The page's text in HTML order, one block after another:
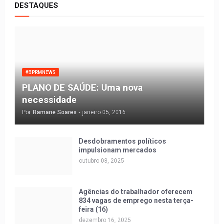
DESTAQUES
#BPRMNEWS
PLANO DE SAÚDE: Uma nova
necessidade
Por Ramane Soares - janeiro 05, 2016
Desdobramentos políticos
impulsionam mercados
outubro 08, 2025
Agências do trabalhador oferecem
834 vagas de emprego nesta terça-
feira (16)
dezembro 16, 2025